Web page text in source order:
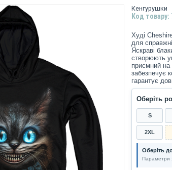
Кенгурушки
Код товару:
Худі
для
Яскраві
створюють
приємний на
забезпечує
гарантує
серед
худі!
Оберіть
S
2XL
Оберіть
Параметри